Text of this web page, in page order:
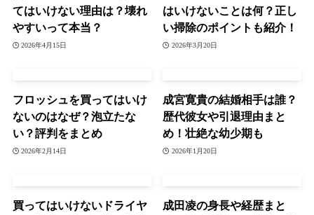
てはいけない理由は？壊れ
やすいって本当？
2026年4月15日
はいけないことは何？正し
い掃除のポイントも紹介！
2026年3月20日
フロッシュを買ってはいけ
ないのはなぜ？泡立たな
い？評判をまとめ
2026年2月14日
成宮寛貴の結婚相手は誰？
歴代彼女や引退理由まと
め！壮絶な幼少期も
2026年1月20日
買ってはいけないドライヤ
成田凌の身長や経歴まと